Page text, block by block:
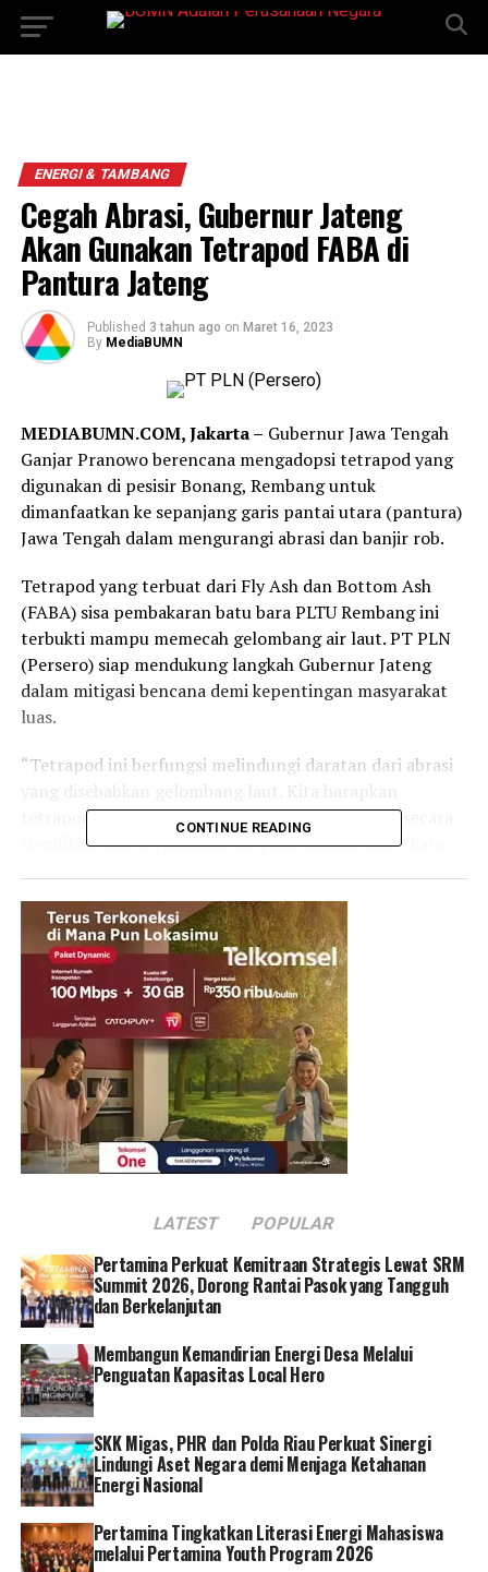
ENERGI & TAMBANG
Cegah Abrasi, Gubernur Jateng
Akan Gunakan Tetrapod FABA di
Pantura Jateng
Published 3 tahun ago on Maret 16, 2023
By MediaBUMN
MEDIABUMN.COM, Jakarta – Gubernur Jawa Tengah
Ganjar Pranowo berencana mengadopsi tetrapod yang
digunakan di pesisir Bonang, Rembang untuk
dimanfaatkan ke sepanjang garis pantai utara (pantura)
Jawa Tengah dalam mengurangi abrasi dan banjir rob.
Tetrapod yang terbuat dari Fly Ash dan Bottom Ash
(FABA) sisa pembakaran batu bara PLTU Rembang ini
terbukti mampu memecah gelombang air laut. PT PLN
(Persero) siap mendukung langkah Gubernur Jateng
dalam mitigasi bencana demi kepentingan masyarakat
luas.
“Tetrapod ini berfungsi melindungi daratan dari abrasi
tetrapod ini dapat membantu menangani banjir secara
signifikan dan bermanfaat bagi masyarakat luas,” kata
Direktur Utama PLN Darmawan Prasodjo mengatakan
PLN tak hanya mengoperasikan pembangkit untuk
menghasilkan listrik saja. PLN mengelola sisa
pembakaran batu bara Pembangkit Listrik Tenaga Uap
(PLTU) yaitu Fly Ash dan Bottom Ash atau FABA untuk
menjadi produk bermanfaat salah satunya Tetrapod.
“Ini adalah komitmen kami di PLN untuk turut menjaga
pesisir Pantura aman dari ancaman abrasi dan banjir
rob. Untuk itu PLN mengolah FABA menjadi bahan
bangunan seperti tetrapod yang bisa digunakan sebagai
Tetrapod merupakan struktur peredam gelombang laut
yang terbuat dari beton. Dalam hal ini beton yang
digunakan terbuat dari FABA yang dihasilkan dari PLTU
Tanjung Jati B dan PLTU Rembang. Ia menjelaskan
untuk produk tetrapod yang dihasilkan ada dua jenis,
yaitu berat 100 kg dan satu ton.
PLN memastikan penggunaan ini juga aman dan tidak
akan mencemari lingkungan, karena kualitasnya sudah
sesuai dengan standar nasional. Untuk produk FABA dari
PLTU Tanjung Jati B telah lolos pengujian Laboratorium
Bahan Konstruksi dari Universitas Sultan Agung
(Unissula) dan produk FABA dari PLTU Rembang telah
CONTINUE READING
LATEST POPULAR
Pertamina Perkuat Kemitraan Strategis Lewat SRM
Summit 2026, Dorong Rantai Pasok yang Tangguh
dan Berkelanjutan
Membangun Kemandirian Energi Desa Melalui
Penguatan Kapasitas Local Hero
SKK Migas, PHR dan Polda Riau Perkuat Sinergi
Lindungi Aset Negara demi Menjaga Ketahanan
Energi Nasional
Pertamina Tingkatkan Literasi Energi Mahasiswa
melalui Pertamina Youth Program 2026